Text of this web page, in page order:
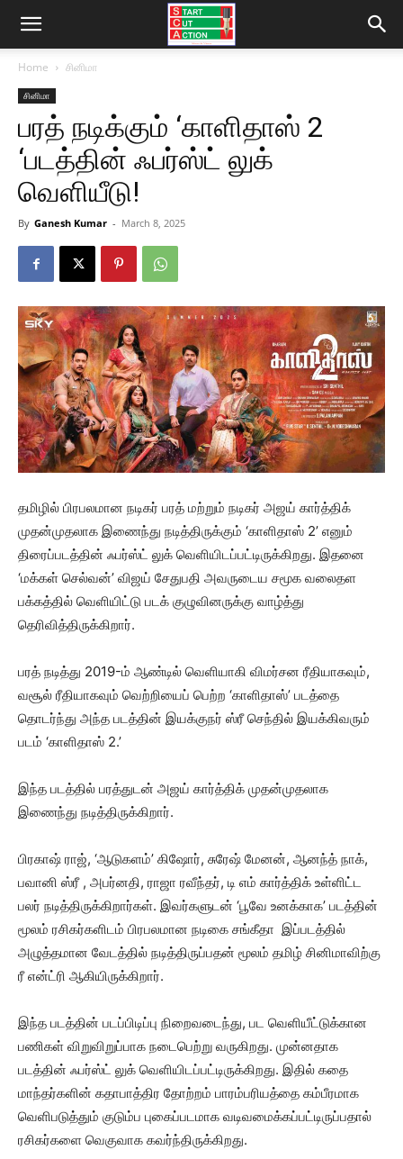
Home சினிமா
சினிமா
பரத் நடிக்கும் ‘காளிதாஸ் 2
‘படத்தின் ஃபர்ஸ்ட் லுக்
வெளியீடு!
By Ganesh Kumar - March 8, 2025
தமிழில் பிரபலமான நடிகர் பரத் மற்றும் நடிகர் அஜய் கார்த்திக்
முதன்முதலாக இணைந்து நடித்திருக்கும் ‘காளிதாஸ் 2’ எனும்
திரைப்படத்தின் ஃபர்ஸ்ட் லுக் வெளியிடப்பட்டிருக்கிறது. இதனை
‘மக்கள் செல்வன்’ விஜய் சேதுபதி அவருடைய சமூக வலைதள
பக்கத்தில் வெளியிட்டு படக் குழுவினருக்கு வாழ்த்து
தெரிவித்திருக்கிறார்.
பரத் நடித்து 2019-ம் ஆண்டில் வெளியாகி விமர்சன ரீதியாகவும்,
வசூல் ரீதியாகவும் வெற்றியைப் பெற்ற ‘காளிதாஸ்’ படத்தை
தொடர்ந்து அந்த படத்தின் இயக்குநர் ஸ்ரீ செந்தில் இயக்கிவரும்
படம் ‘காளிதாஸ் 2.’
இந்த படத்தில் பரத்துடன் அஜய் கார்த்திக் முதன்முதலாக
இணைந்து நடித்திருக்கிறார்.
பிரகாஷ் ராஜ், ‘ஆடுகளம்’ கிஷோர், சுரேஷ் மேனன், ஆனந்த் நாக்,
பவானி ஸ்ரீ , அபர்னதி, ராஜா ரவீந்தர், டி எம் கார்த்திக் உள்ளிட்ட
பலர் நடித்திருக்கிறார்கள். இவர்களுடன் ‘பூவே உனக்காக’ படத்தின்
மூலம் ரசிகர்களிடம் பிரபலமான நடிகை சங்கீதா இப்படத்தில்
அழுத்தமான வேடத்தில் நடித்திருப்பதன் மூலம் தமிழ் சினிமாவிற்கு
ரீ என்ட்ரி ஆகியிருக்கிறார்.
இந்த படத்தின் படப்பிடிப்பு நிறைவடைந்து, பட வெளியீட்டுக்கான
பணிகள் விறுவிறுப்பாக நடைபெற்று வருகிறது. முன்னதாக
படத்தின் ஃபர்ஸ்ட் லுக் வெளியிடப்பட்டிருக்கிறது. இதில் கதை
மாந்தர்களின் கதாபாத்திர தோற்றம் பாரம்பரியத்தை கம்பீரமாக
வெளிபடுத்தும் குடும்ப புகைப்படமாக வடிவமைக்கப்பட்டிருப்பதால்
ரசிகர்களை வெகுவாக கவர்ந்திருக்கிறது.